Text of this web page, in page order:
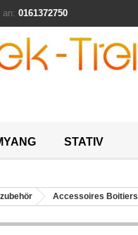
an: 0161372750
STATIV
Accessoires Boitiers